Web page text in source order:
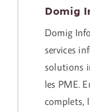
Domig
Domig
services
solutions
les PME.
complets,